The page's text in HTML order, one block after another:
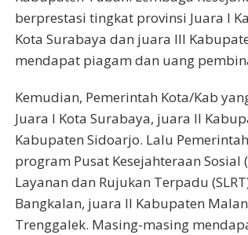
berprestasi tingkat provinsi Juara I
Kota Surabaya dan juara III
mendapat piagam dan uang
Kemudian, Pemerintah Kota/Kab
Juara I Kota Surabaya, juara II
Kabupaten Sidoarjo. Lalu
program Pusat Kesejahteraan Sosial
Layanan dan Rujukan Terpadu
Bangkalan, juara II Kabupaten
Trenggalek. Masing-masing